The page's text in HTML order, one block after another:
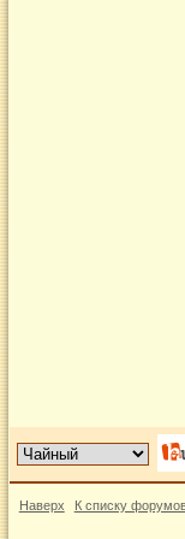
Наверх К списку